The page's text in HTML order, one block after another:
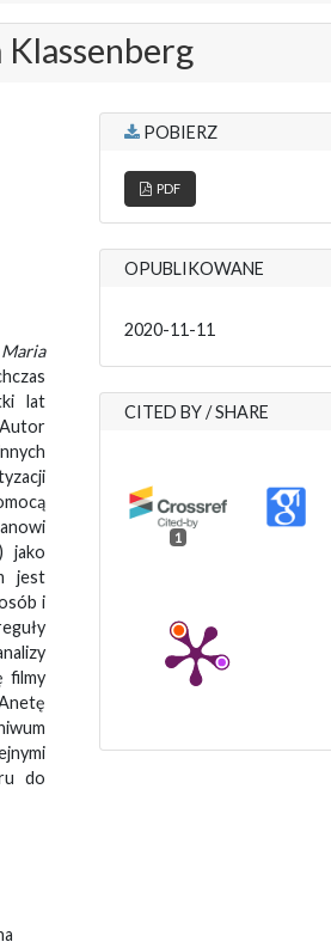
Maria
lat
jako
jest
i
filmy
do
POBIERZ
PDF
OPUBLIKOWANE
2020-11-11
CITED BY / SHARE
1